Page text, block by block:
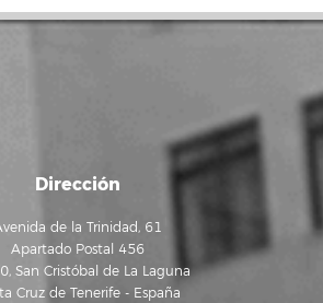
Dirección
de la Trinidad, 61
Apartado Postal 456
San Cristóbal de La Laguna
Cruz de Tenerife - España